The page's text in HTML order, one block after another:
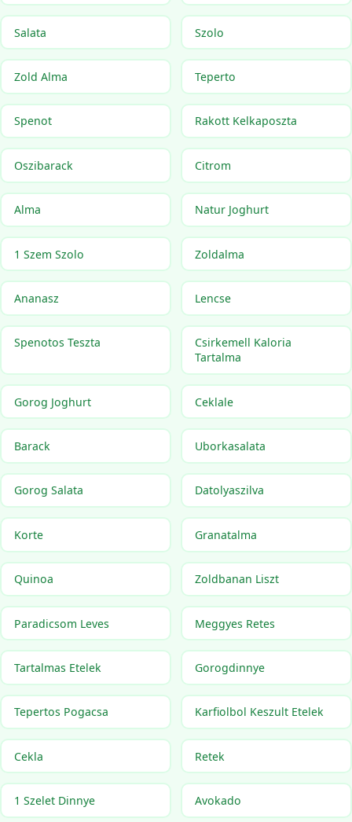
Salata Szolo
Zold Alma Teperto
Spenot Rakott Kelkaposzta
Oszibarack Citrom
Alma Natur Joghurt
1 Szem Szolo Zoldalma
Ananasz Lencse
Spenotos Teszta
Csirkemell Kaloria
Tartalma
Gorog Joghurt Ceklale
Barack Uborkasalata
Gorog Salata Datolyaszilva
Korte Granatalma
Quinoa Zoldbanan Liszt
Paradicsom Leves Meggyes Retes
Tartalmas Etelek Gorogdinnye
Tepertos Pogacsa Karfiolbol Keszult Etelek
Cekla Retek
1 Szelet Dinnye Avokado